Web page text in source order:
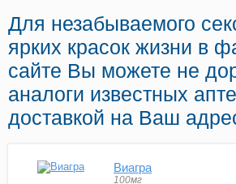
Для незабываемого
ярких красок жизни в
сайте Вы можете не
аналоги известных
доставкой на Ваш
Виагра
100мг